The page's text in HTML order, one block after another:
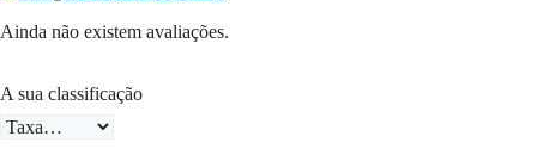
Ainda não existem avaliações.
A sua classificação